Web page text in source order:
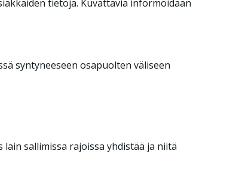
tietoja. Kuvattavia informoidaan
syntyneeseen osapuolten väliseen
sallimissa rajoissa yhdistää ja niitä